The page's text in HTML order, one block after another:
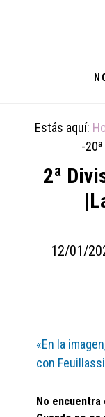
Estás aquí:
-
2ª
12/01/
«En la
con
No